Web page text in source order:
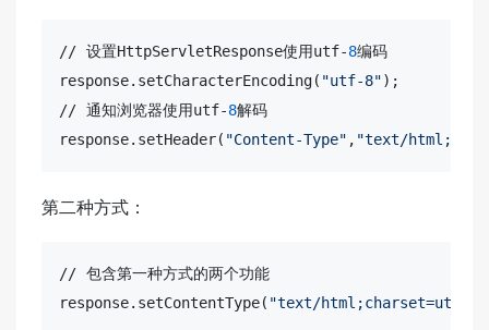
// 设置HttpServletResponse使用utf-8编码
response.setCharacterEncoding( "utf-8"
// 通知浏览器使用utf-8解码
response.setHeader( "Content-Type" , "text/
第二种方式：
// 包含第一种方式的两个功能
response.setContentType( "text/html;charset=utf-8"